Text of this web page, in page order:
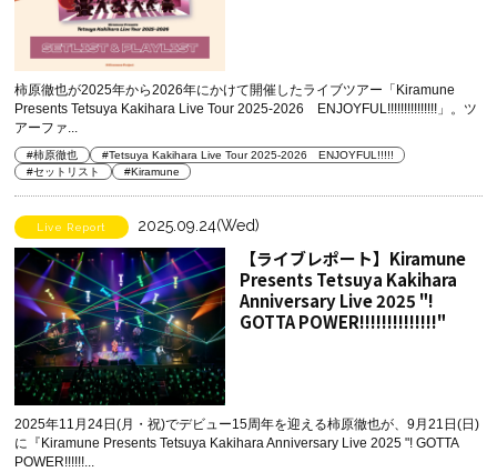
柿原徹也が2025年から2026年にかけて開催したライブツアー「Kiramune
Presents Tetsuya Kakihara Live Tour 2025-2026 ENJOYFUL!!!!!!!!!!!!!!!」。ツ
アーファ...
#柿原徹也
#Tetsuya Kakihara Live Tour 2025-2026 ENJOYFUL!!!!!
#セットリスト
#Kiramune
Live Report 2025.09.24(Wed)
【ライブレポート】Kiramune
Presents Tetsuya Kakihara
Anniversary Live 2025 "!
GOTTA POWER!!!!!!!!!!!!!!"
2025年11月24日(月・祝)でデビュー15周年を迎える柿原徹也が、9月21日(日)
に『Kiramune Presents Tetsuya Kakihara Anniversary Live 2025 "! GOTTA
POWER!!!!!!...